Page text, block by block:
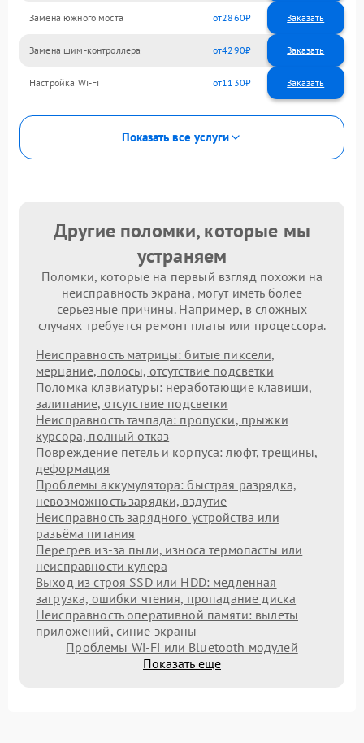
Замена южного моста 2860
Замена шим-контроллера 4290
Настройка Wi-Fi 1130
Показать все услуги
Другие поломки, которые мы
устраняем
Поломки, которые на первый взгляд похожи на
неисправность экрана, могут иметь более
серьезные причины. Например, в сложных
случаях требуется ремонт платы или процессора.
Неисправность матрицы: битые пиксели,
мерцание, полосы, отсутствие подсветки
Поломка клавиатуры: неработающие клавиши,
залипание, отсутствие подсветки
Неисправность тачпада: пропуски, прыжки
курсора, полный отказ
Повреждение петель и корпуса: люфт, трещины,
деформация
Проблемы аккумулятора: быстрая разрядка,
невозможность зарядки, вздутие
Неисправность зарядного устройства или
разъёма питания
Перегрев из‑за пыли, износа термопасты или
неисправности кулера
Выход из строя SSD или HDD: медленная
загрузка, ошибки чтения, пропадание диска
Неисправность оперативной памяти: вылеты
приложений, синие экраны
Проблемы Wi‑Fi или Bluetooth модулей
Показать еще